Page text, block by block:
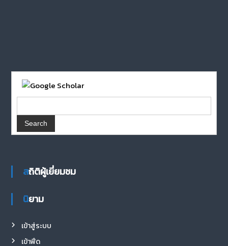
สถิติผู้เยี่ยมชม
นิยาม
เข้าสู่ระบบ
เข้าฟีด